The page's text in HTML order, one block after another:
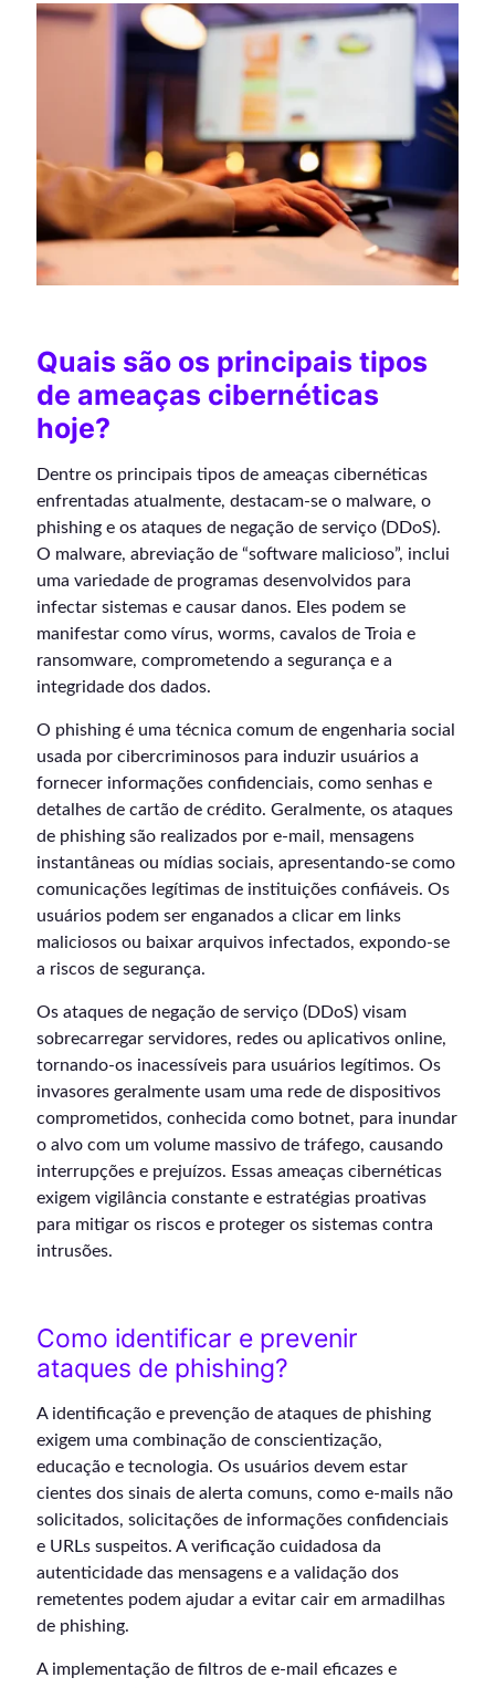
Quais são os principais tipos
de ameaças cibernéticas
hoje?
Dentre os principais tipos de ameaças cibernéticas
enfrentadas atualmente, destacam-se o malware, o
phishing e os ataques de negação de serviço (DDoS).
O malware, abreviação de “software malicioso”, inclui
uma variedade de programas desenvolvidos para
infectar sistemas e causar danos. Eles podem se
manifestar como vírus, worms, cavalos de Troia e
ransomware, comprometendo a segurança e a
integridade dos dados.
O phishing é uma técnica comum de engenharia social
usada por cibercriminosos para induzir usuários a
fornecer informações confidenciais, como senhas e
detalhes de cartão de crédito. Geralmente, os ataques
de phishing são realizados por e-mail, mensagens
instantâneas ou mídias sociais, apresentando-se como
comunicações legítimas de instituições confiáveis. Os
usuários podem ser enganados a clicar em links
maliciosos ou baixar arquivos infectados, expondo-se
a riscos de segurança.
Os ataques de negação de serviço (DDoS) visam
sobrecarregar servidores, redes ou aplicativos online,
tornando-os inacessíveis para usuários legítimos. Os
invasores geralmente usam uma rede de dispositivos
comprometidos, conhecida como botnet, para inundar
o alvo com um volume massivo de tráfego, causando
interrupções e prejuízos. Essas ameaças cibernéticas
exigem vigilância constante e estratégias proativas
para mitigar os riscos e proteger os sistemas contra
intrusões.
Como identificar e prevenir
ataques de phishing?
A identificação e prevenção de ataques de phishing
exigem uma combinação de conscientização,
educação e tecnologia. Os usuários devem estar
cientes dos sinais de alerta comuns, como e-mails não
solicitados, solicitações de informações confidenciais
e URLs suspeitos. A verificação cuidadosa da
autenticidade das mensagens e a validação dos
remetentes podem ajudar a evitar cair em armadilhas
de phishing.
A implementação de filtros de e-mail eficazes e